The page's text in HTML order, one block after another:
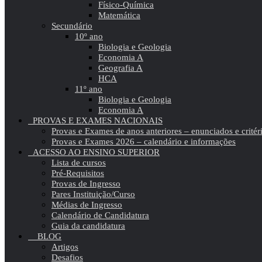
Físico-Química
Matemática
Secundário
10º ano
Biologia e Geologia
Economia A
Geografia A
HCA
11º ano
Biologia e Geologia
Economia A
PROVAS E EXAMES NACIONAIS
Provas e Exames de anos anteriores – enunciados e
Provas e Exames 2026 – calendário e informações
ACESSO AO ENSINO SUPERIOR
Lista de cursos
Pré-Requisitos
Provas de Ingresso
Pares Instituição/Curso
Médias de Ingresso
Calendário de Candidatura
Guia da candidatura
BLOG
Artigos
Desafios